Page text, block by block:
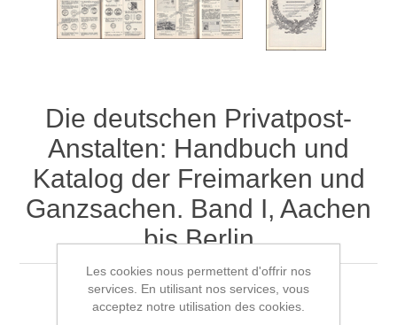
Die deutschen Privatpost-
Anstalten: Handbuch und
Katalog der Freimarken und
Ganzsachen. Band I, Aachen
bis Berlin
Hans Meier zu Eissen
Les cookies nous permettent d'offrir nos
services. En utilisant nos services, vous
acceptez notre utilisation des cookies.